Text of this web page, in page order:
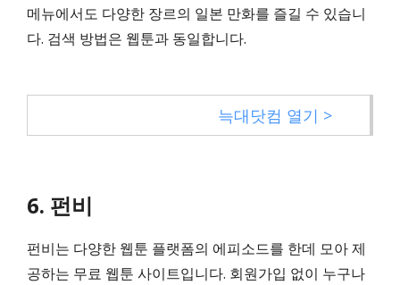
메뉴에서도 다양한 장르의 일본 만화를 즐길 수 있습니
다. 검색 방법은 웹툰과 동일합니다.
늑대닷컴 열기 >
6. 펀비
펀비는 다양한 웹툰 플랫폼의 에피소드를 한데 모아 제
공하는 무료 웹툰 사이트입니다. 회원가입 없이 누구나